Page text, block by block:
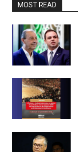
MOST READ